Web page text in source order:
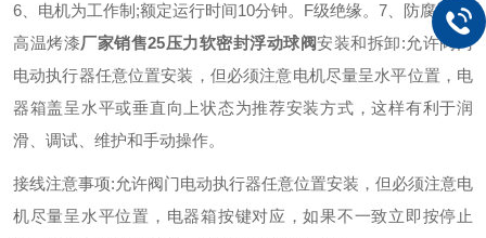
6、电机为工作制;额定运行时间10分钟。F级绝缘。 7、防腐涂装:
高温烤漆厂家销售25压力软密封浮动球阀安装和拆卸:允许阀门
电动执行器任意位置安装，但必须注意电机尽量呈水平位置，电
器箱盖呈水平或垂直向上状态为推荐安装方式，这样有利于润
滑、调试、维护和手动操作。
接线注意事项:允许阀门电动执行器任意位置安装，但必须注意电
机尽量呈水平位置，电器箱按键对应，如果不一致立即按停止